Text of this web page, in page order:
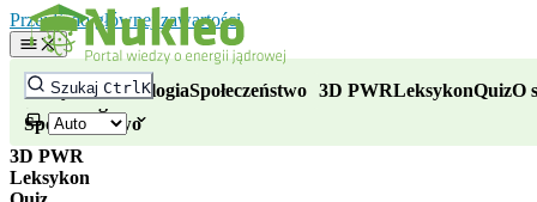
Przejdź do głównej zawartości
Szukaj CtrlK
FizykaTechnologiaSpołeczeństwo 3D PWRLeksykonQuizO
Wybierz motyw
Fizyka
Technologia
Społeczeństwo
3D PWR
Leksykon